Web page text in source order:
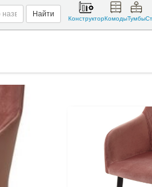
Найти
КонструкторКомодыТумбы